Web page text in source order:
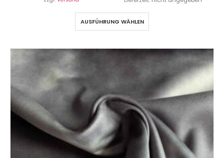
AUSFÜHRUNG WÄHLEN